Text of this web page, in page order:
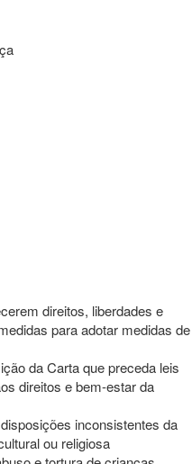
direitos, liberdades e
para adotar medidas de
da Carta que preceda leis
direitos e bem-estar da
inconsistentes da
ou religiosa